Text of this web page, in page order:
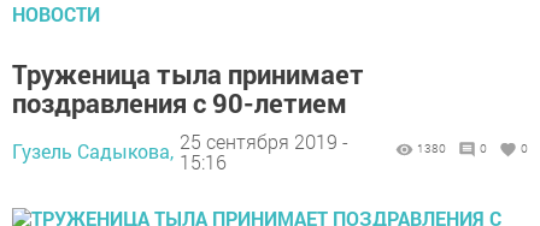
НОВОСТИ
Труженица тыла принимает
поздравления с 90-летием
Гузель Садыкова, 25 сентября 2019 -
15:16
1380 0 0